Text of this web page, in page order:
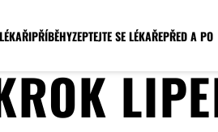
PŘÍBĚHYZEPTEJTE SE LÉKAŘEPŘED A PO